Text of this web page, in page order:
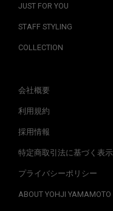
JUST FOR YOU
STAFF STYLING
COLLECTION
会社概要
利用規約
採用情報
特定商取引法に基づく表示
プライバシーポリシー
ABOUT YOHJI YAMAMOTO